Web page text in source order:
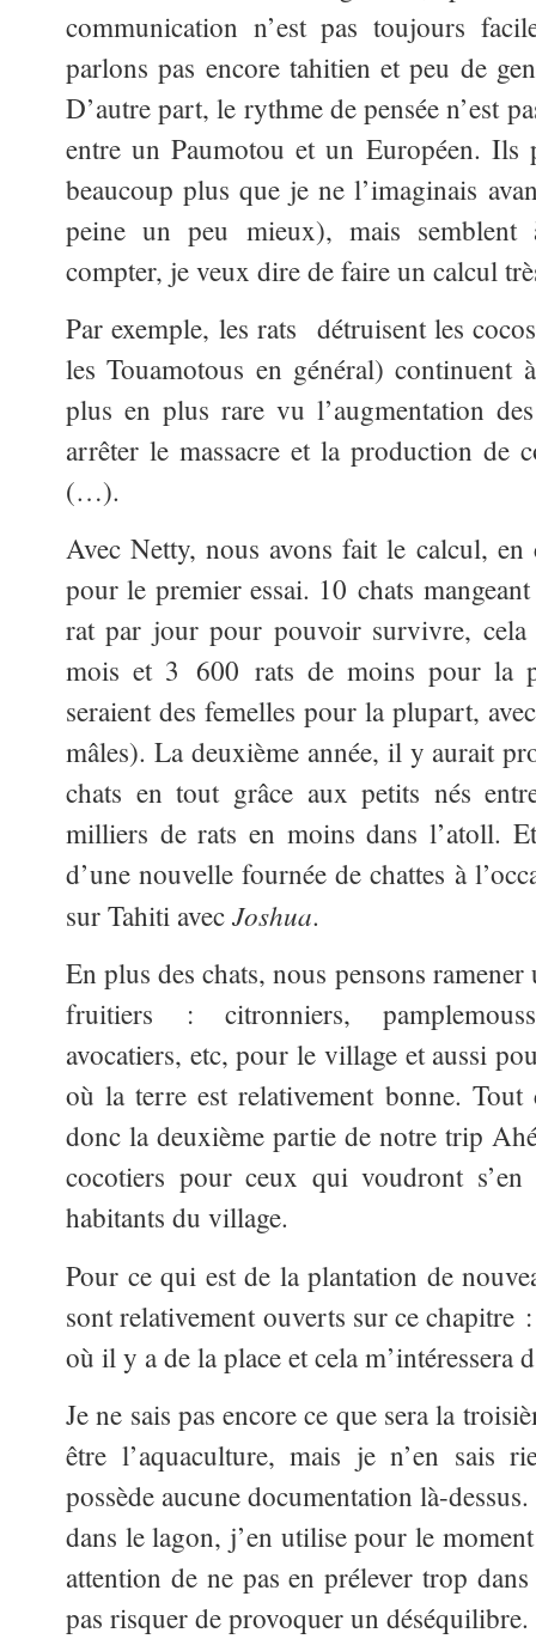
communication n’est pas toujours
parlons pas encore tahitien et peu de
D’autre part, le rythme de pensée n’est
entre un Paumotou et un Européen. Ils
beaucoup plus que je ne l’imaginais
peine un peu mieux), mais semblent
compter, je veux dire de faire un calcul
Par exemple, les rats détruisent les
les Touamotous en général) continuent
plus en plus rare vu l’augmentation
arrêter le massacre et la production de
(…).
Avec Netty, nous avons fait le calcul, en
pour le premier essai. 10 chats
rat par jour pour pouvoir survivre,
mois et 3 600 rats de moins pour la
seraient des femelles pour la plupart,
mâles). La deuxième année, il y aurait
chats en tout grâce aux petits nés
milliers de rats en moins dans l’atoll.
d’une nouvelle fournée de chattes à
sur Tahiti avecJoshua.
En plus des chats, nous pensons
fruitiers : citronniers,
avocatiers, etc, pour le village et aussi
où la terre est relativement bonne. Tout
donc la deuxième partie de notre trip
cocotiers pour ceux qui voudront
habitants du village.
Pour ce qui est de la plantation de
sont relativement ouverts sur ce chapitre
où il y a de la place et cela m’intéressera
Je ne sais pas encore ce que sera la
être l’aquaculture, mais je n’en sais
possède aucune documentation là-
dans le lagon, j’en utilise pour le
attention de ne pas en prélever trop
pas risquer de provoquer un déséquilibre.